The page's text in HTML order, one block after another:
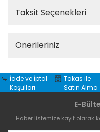
Taksit Seçenekleri
Önerileriniz
İade ve İptal
Koşulları
Takas ile
Satın Alma
E-
Haber listemize kayıt olarak